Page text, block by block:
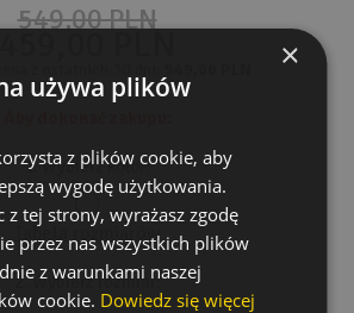
549,00 PLN
1. Wybierz kolor:
Tabela rozmiarów
2. Wybierz rozmiar:
×
używa plików
z plików cookie, aby
wygodę użytkowania.
z tej strony, wyrażasz zgodę
przez nas wszystkich plików
z warunkami naszej
cookie. Dowiedz się więcej